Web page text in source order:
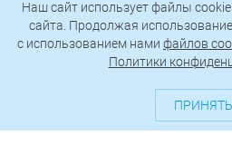
Наш сайт использует файлы
сайта. Продолжая
c использованием нами файлов
Политики
ПРИНЯТЬ